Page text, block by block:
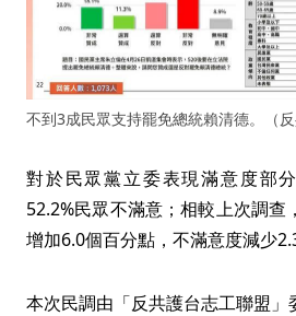
不到3成民眾支持罷免總統賴清德。（反
對於民眾黨立委表現滿意度部分
52.2%民眾不滿意；相較上次調查
增加6.0個百分點，不滿意度減少
本次民調由「反共護台志工聯盟